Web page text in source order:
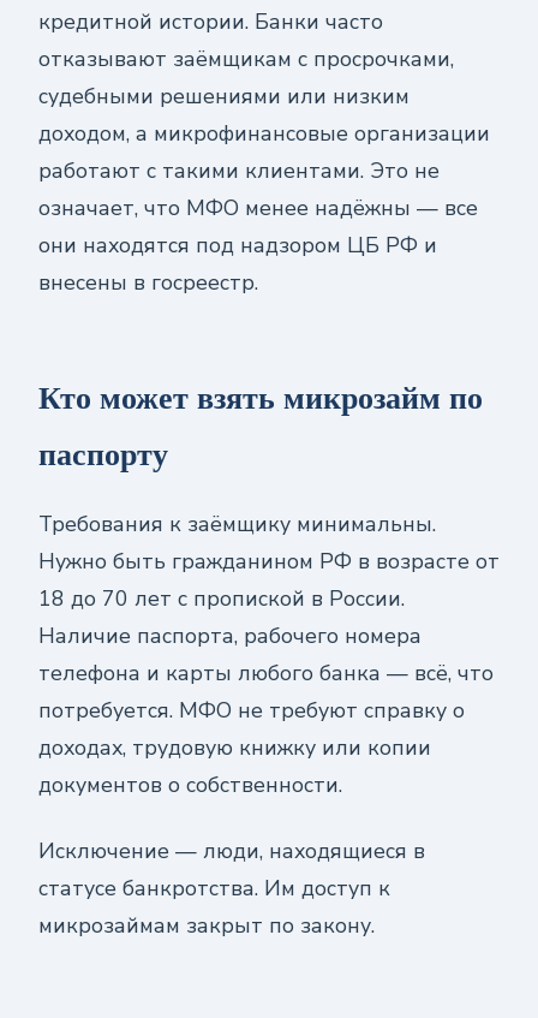
кредитной истории. Банки часто
отказывают заёмщикам с просрочками,
судебными решениями или низким
доходом, а микрофинансовые организации
работают с такими клиентами. Это не
означает, что МФО менее надёжны — все
они находятся под надзором ЦБ РФ и
внесены в госреестр.
Кто может взять микрозайм по
паспорту
Требования к заёмщику минимальны.
Нужно быть гражданином РФ в возрасте от
18 до 70 лет с пропиской в России.
Наличие паспорта, рабочего номера
телефона и карты любого банка — всё, что
потребуется. МФО не требуют справку о
доходах, трудовую книжку или копии
документов о собственности.
Исключение — люди, находящиеся в
статусе банкротства. Им доступ к
микрозаймам закрыт по закону.